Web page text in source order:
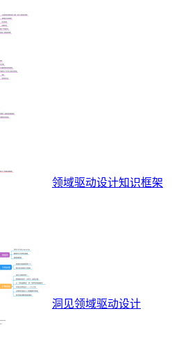
领域驱动设计知识框架
洞见领域驱动设计